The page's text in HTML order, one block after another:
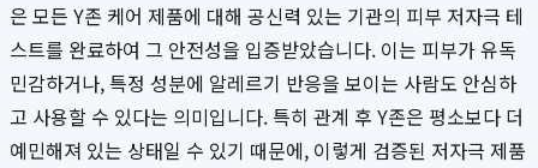
은 모든 Y존 케어 제품에 대해 공신력 있는 기관의 피부 저자극 테
스트를 완료하여 그 안전성을 입증받았습니다. 이는 피부가 유독
민감하거나, 특정 성분에 알레르기 반응을 보이는 사람도 안심하
고 사용할 수 있다는 의미입니다. 특히 관계 후 Y존은 평소보다 더
예민해져 있는 상태일 수 있기 때문에, 이렇게 검증된 저자극 제품